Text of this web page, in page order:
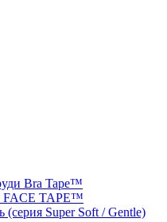
Bra Tape™
FACE TAPE™
(серия Super Soft / Gentle)